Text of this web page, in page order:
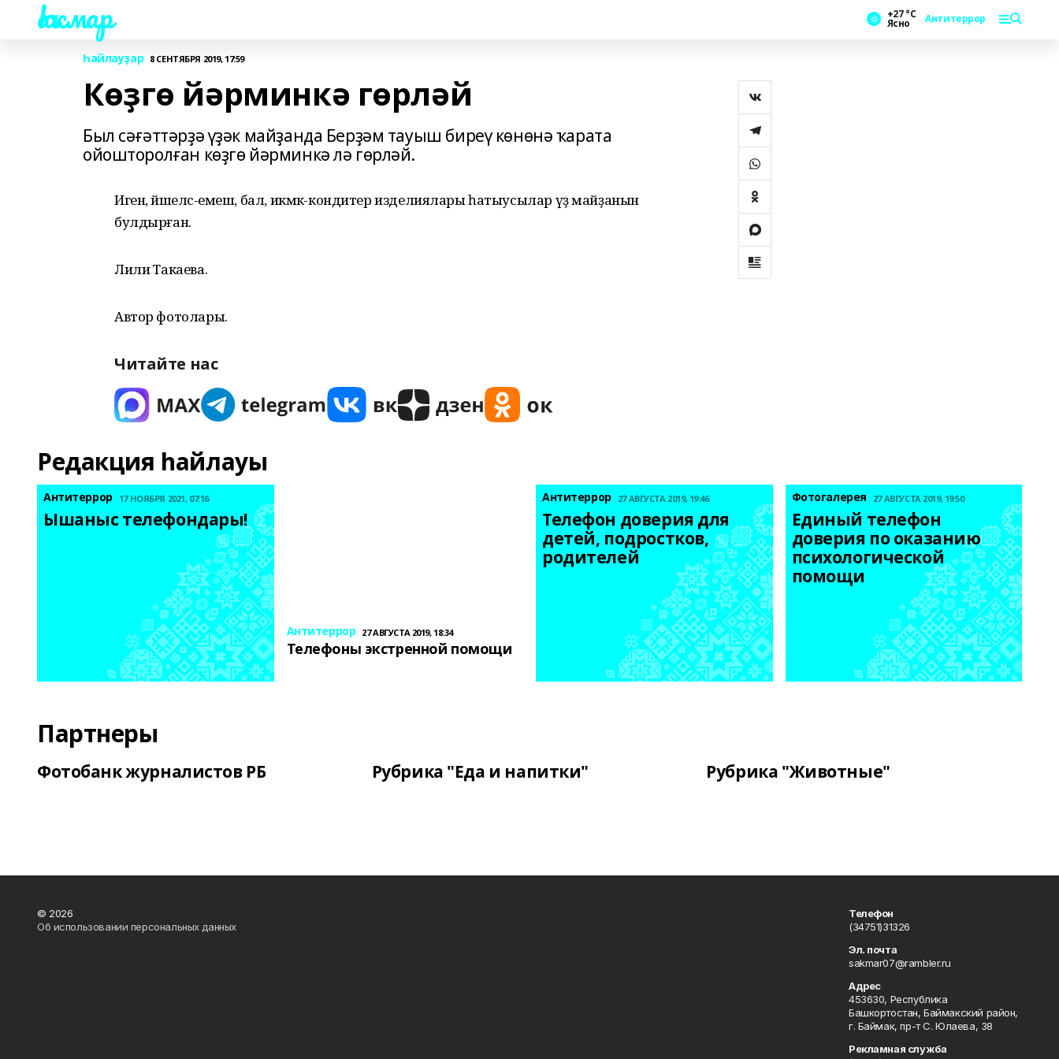
Һаҡмар +27 °С
Ясно Антитеррор
Һайлауҙар 8 СЕНТЯБРЯ 2019, 17:59
Көҙгө йәрминкә гөрләй
Был сәғәттәрҙә үҙәк майҙанда Берҙәм тауыш биреү көнөнә ҡарата
ойошторолған көҙгө йәрминкә лә гөрләй.
Иген, йәшелсә-емеш, бал, икмәк-кондитер изделиялары һатыусылар үҙ майҙанын
булдырған.
Лилиә Такаева.
Автор фотолары.
Читайте нас
Редакция һайлауы
Антитеррор 17 НОЯБРЯ 2021, 07:16
Ышаныс телефондары!
Антитеррор 27 АВГУСТА 2019, 18:34
Телефоны экстренной помощи
Антитеррор 27 АВГУСТА 2019, 19:46
Телефон доверия для
детей, подростков,
родителей
Фотогалерея 27 АВГУСТА 2019, 19:50
Единый телефон
доверия по оказанию
психологической
помощи
Партнеры
Фотобанк журналистов РБ Рубрика "Еда и напитки" Рубрика "Животные"
© 2026
Об использовании персональных данных
Телефон
(34751)31326
Эл. почта
sakmar07@rambler.ru
Адрес
453630, Республика
Башкортостан, Баймакский район,
г. Баймак, пр-т С. Юлаева, 38
Рекламная служба